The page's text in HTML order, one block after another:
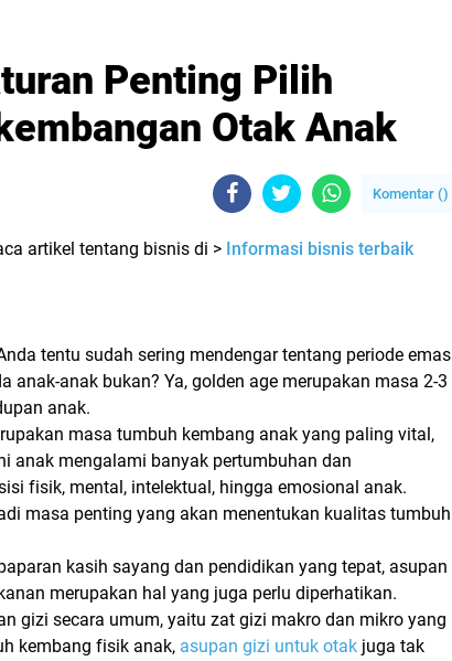
Penting Pilih
Otak Anak
Komentar ()
artikel tentang bisnis di > Informasi bisnis terbaik
tentu sudah sering mendengar tentang periode emas
anak-anak bukan? Ya, golden age merupakan masa 2-3
anak.
masa tumbuh kembang anak yang paling vital,
anak mengalami banyak pertumbuhan dan
fisik, mental, intelektual, hingga emosional anak.
masa penting yang akan menentukan kualitas tumbuh
kasih sayang dan pendidikan yang tepat, asupan
merupakan hal yang juga perlu diperhatikan.
gizi secara umum, yaitu zat gizi makro dan mikro yang
kembang fisik anak, asupan gizi untuk otak juga tak